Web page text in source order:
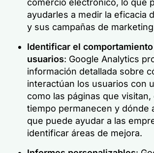
comercio electrónico, lo que
ayudarles a medir la eficacia
y sus campañas de
Identificar el
usuarios: Google Analytics
información detallada sobre
interactúan los usuarios con
como las páginas que visitan,
tiempo permanecen y dónde
que puede ayudar a las
identificar áreas de mejora.